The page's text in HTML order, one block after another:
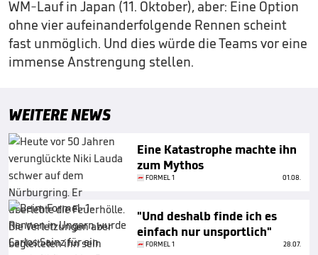
WM-Lauf in Japan (11. Oktober), aber: Eine Option
ohne vier aufeinanderfolgende Rennen scheint
fast unmöglich. Und dies würde die Teams vor eine
immense Anstrengung stellen.
WEITERE NEWS
Eine Katastrophe machte ihn
zum Mythos
FORMEL 1 01.08.
"Und deshalb finde ich es
einfach nur unsportlich"
FORMEL 1 28.07.